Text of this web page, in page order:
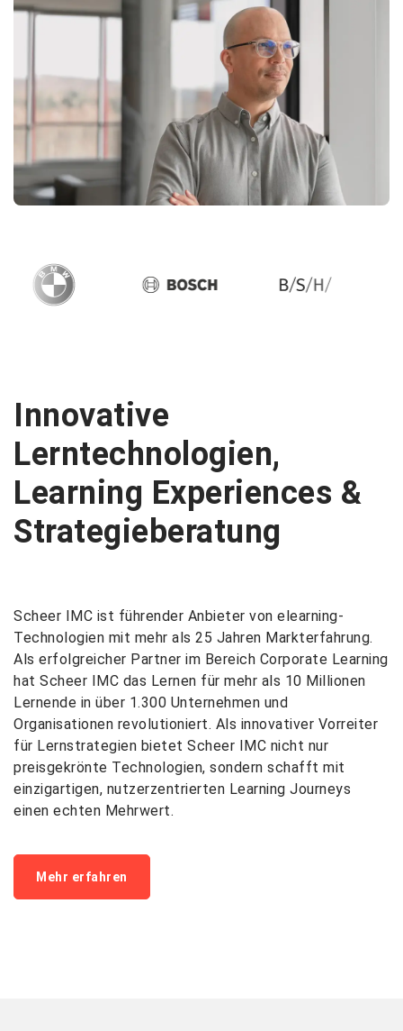
Innovative
Lerntechnologien,
Learning Experiences &
Strategieberatung
Scheer IMC ist führender Anbieter von elearning-
Technologien mit mehr als 25 Jahren Markterfahrung.
Als erfolgreicher Partner im Bereich Corporate Learning
hat Scheer IMC das Lernen für mehr als 10 Millionen
Lernende in über 1.300 Unternehmen und
Organisationen revolutioniert. Als innovativer Vorreiter
für Lernstrategien bietet Scheer IMC nicht nur
preisgekrönte Technologien, sondern schafft mit
einzigartigen, nutzerzentrierten Learning Journeys
einen echten Mehrwert.
Mehr erfahren